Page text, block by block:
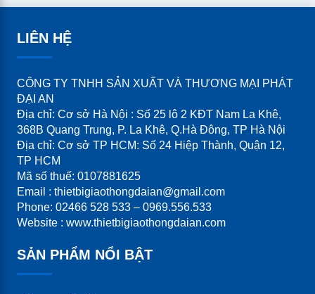
LIÊN HỆ
CÔNG TY TNHH SẢN XUẤT VÀ THƯƠNG MẠI PHÁT
ĐẠI AN
Địa chỉ: Cơ sở Hà Nội : Số 25 lô 2 KĐT Nam La Khê,
368B Quang Trung, P. La Khê, Q.Hà Đông, TP Hà Nội
Địa chỉ: Cơ sở TP HCM: Số 24 Hiệp Thành, Quận 12,
TP HCM
Mã số thuế: 0107881625
Email : thietbigiaothongdaian@gmail.com
Phone: 02466 528 533 – 0969.556.533
Website : www.thietbigiaothongdaian.com
SẢN PHẨM NỔI BẬT